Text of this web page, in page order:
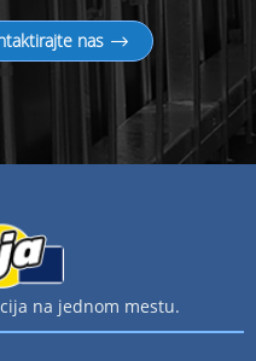
nas
na jednom mestu.